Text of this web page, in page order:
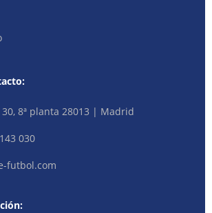
30, 8ª planta 28013 | Madrid
030
futbol.com